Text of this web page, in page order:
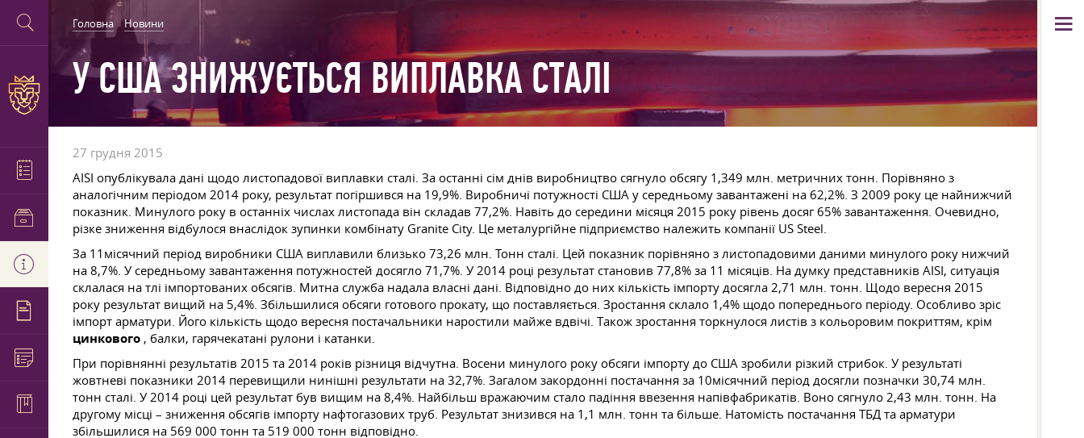
Головна Новини
У США ЗНИЖУЄТЬСЯ ВИПЛАВКА СТАЛІ
27 грудня 2015
AISI опублікувала дані щодо листопадової виплавки сталі. За останні сім днів виробництво сягнуло обсягу 1,349 млн. метричних тонн. Порівняно з
аналогічним періодом 2014 року, результат погіршився на 19,9%. Виробничі потужності США у середньому завантажені на 62,2%. З 2009 року це найнижчий
показник. Минулого року в останніх числах листопада він складав 77,2%. Навіть до середини місяця 2015 року рівень досяг 65% завантаження. Очевидно,
різке зниження відбулося внаслідок зупинки комбінату Granite City. Це металургійне підприємство належить компанії US Steel.
За 11місячний період виробники США виплавили близько 73,26 млн. Тонн сталі. Цей показник порівняно з листопадовими даними минулого року нижчий
на 8,7%. У середньому завантаження потужностей досягло 71,7%. У 2014 році результат становив 77,8% за 11 місяців. На думку представників AISI, ситуація
склалася на тлі імпортованих обсягів. Митна служба надала власні дані. Відповідно до них кількість імпорту досягла 2,71 млн. тонн. Щодо вересня 2015
року результат вищий на 5,4%. Збільшилися обсяги готового прокату, що поставляється. Зростання склало 1,4% щодо попереднього періоду. Особливо зріс
імпорт арматури. Його кількість щодо вересня постачальники наростили майже вдвічі. Також зростання торкнулося листів з кольоровим покриттям, крім
цинкового , балки, гарячекатані рулони і катанки.
При порівнянні результатів 2015 та 2014 років різниця відчутна. Восени минулого року обсяги імпорту до США зробили різкий стрибок. У результаті
жовтневі показники 2014 перевищили нинішні результати на 32,7%. Загалом закордонні постачання за 10місячний період досягли позначки 30,74 млн.
тонн сталі. У 2014 році цей результат був вищим на 8,4%. Найбільш вражаючим стало падіння ввезення напівфабрикатів. Воно сягнуло 2,43 млн. тонн. На
другому місці – зниження обсягів імпорту нафтогазових труб. Результат знизився на 1,1 млн. тонн та більше. Натомість постачання ТБД та арматури
збільшилися на 569 000 тонн та 519 000 тонн відповідно.